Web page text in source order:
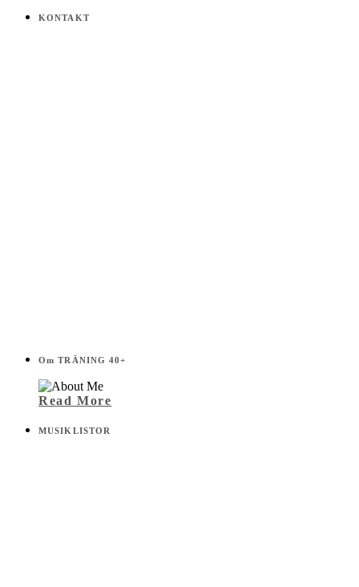
på
KONTAKT
Om TRÄNING 40+
Read More
MUSIKLISTOR